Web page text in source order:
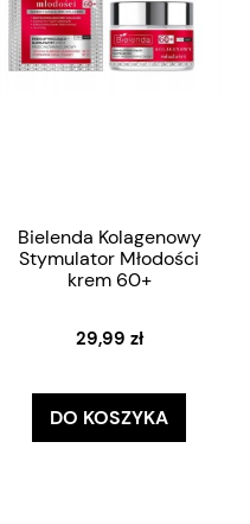
Bielenda Kolagenowy
Stymulator Młodości
krem 60+
29,99 zł
DO KOSZYKA